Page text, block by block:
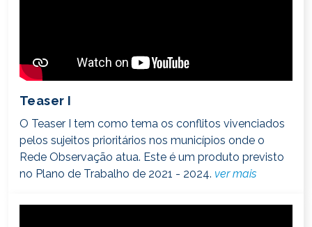
Teaser I
O Teaser I tem como tema os conflitos vivenciados
pelos sujeitos prioritários nos municípios onde o
Rede Observação atua. Este é um produto previsto
no Plano de Trabalho de 2021 - 2024. ver mais